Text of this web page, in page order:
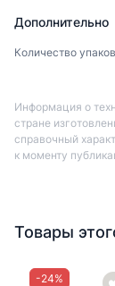
Дополнительно
Количество
Информация о
стране
справочный
к моменту
Товары
-24%